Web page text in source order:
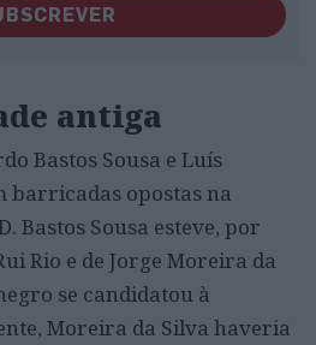
antiga
Bastos Sousa e Luís
barricadas opostas na
Bastos Sousa esteve, por
Rio e de Jorge Moreira da
se candidatou à
Moreira da Silva haveria